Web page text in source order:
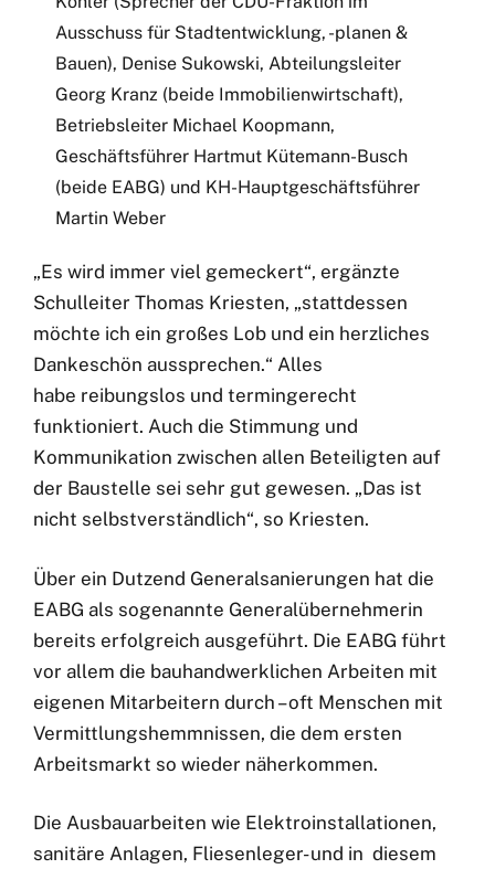
Ausschuss für Stadtentwicklung, -planen &
Bauen), Denise Sukowski, Abteilungsleiter
Georg Kranz (beide Immobilienwirtschaft),
Betriebsleiter Michael Koopmann,
Geschäftsführer Hartmut Kütemann-Busch
(beide EABG) und KH-Hauptgeschäftsführer
Martin Weber
„Es wird immer viel gemeckert“, ergänzte
Schulleiter Thomas Kriesten, „stattdessen
möchte ich ein großes Lob und ein herzliches
Dankeschön aussprechen.“ Alles
habe reibungslos und termingerecht
funktioniert. Auch die Stimmung und
Kommunikation zwischen allen Beteiligten auf
der Baustelle sei sehr gut gewesen. „Das ist
nicht selbstverständlich“, so Kriesten.
Über ein Dutzend Generalsanierungen hat die
EABG als sogenannte Generalübernehmerin
bereits erfolgreich ausgeführt. Die EABG führt
vor allem die bauhandwerklichen Arbeiten mit
eigenen Mitarbeitern durch – oft Menschen mit
Vermittlungshemmnissen, die dem ersten
Arbeitsmarkt so wieder näherkommen.
Die Ausbauarbeiten wie Elektroinstallationen,
sanitäre Anlagen, Fliesenleger- und in diesem